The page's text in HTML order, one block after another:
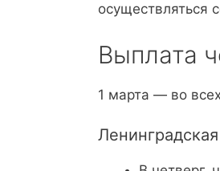
осуществляться
Выплата
1 марта — во